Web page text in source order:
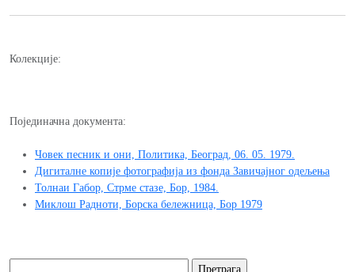
Колекције:
Појединачна документа:
Човек песник и они, Политика, Београд, 06. 05. 1979.
Дигиталне копије фотографија из фонда Завичајног одељења
Толнаи Габор, Стрме стазе, Бор, 1984.
Миклош Радноти, Борска бележница, Бор 1979